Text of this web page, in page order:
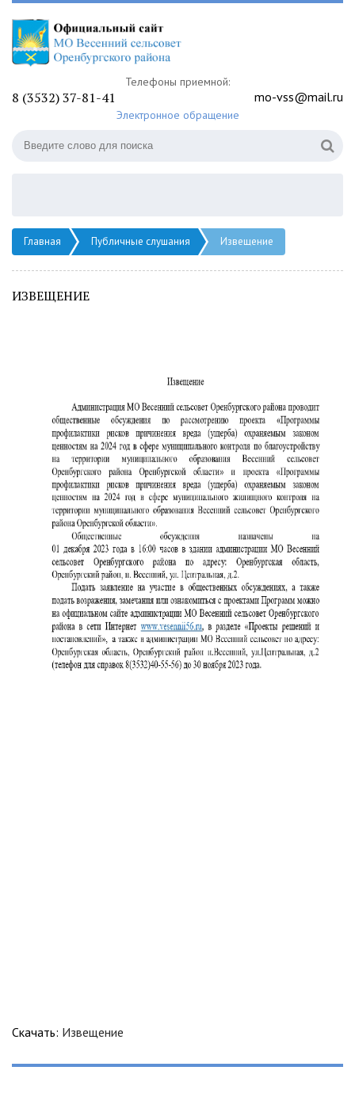
Телефоны приемной:
8 (3532) 37-81-41 mo-vss@mail.ru
Электронное обращение
Главная Публичные слушания Извещение
ИЗВЕЩЕНИЕ
Скачать: Извещение